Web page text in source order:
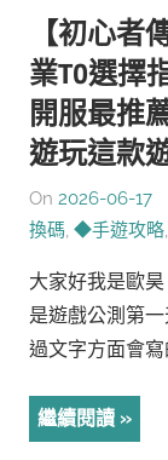
【初心者
業T0選擇
開服最推
遊玩這款
On 2026-06-17
換碼, ◆手遊攻略,
大家好我是歐
是遊戲公測第
過文字方面會
繼續閱讀